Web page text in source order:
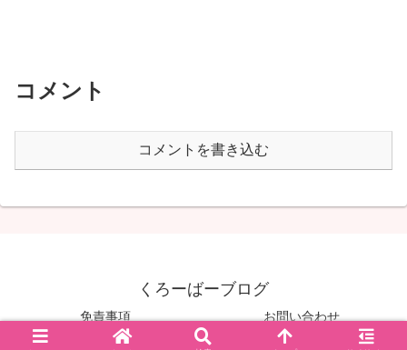
コメント
コメントを書き込む
くろーばーブログ
免責事項
お問い合わせ